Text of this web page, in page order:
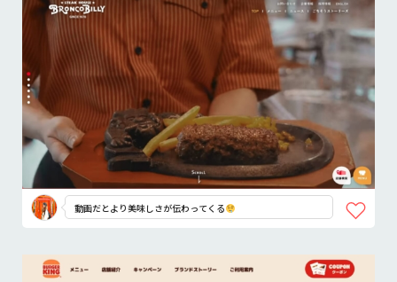
動画だとより美味しさが伝わってくる